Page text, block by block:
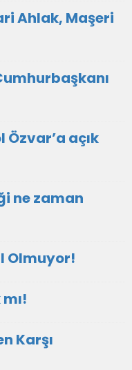
Ahlak, Maşeri
Özvar’a açık
ne zaman
Olmuyor!
Karşı